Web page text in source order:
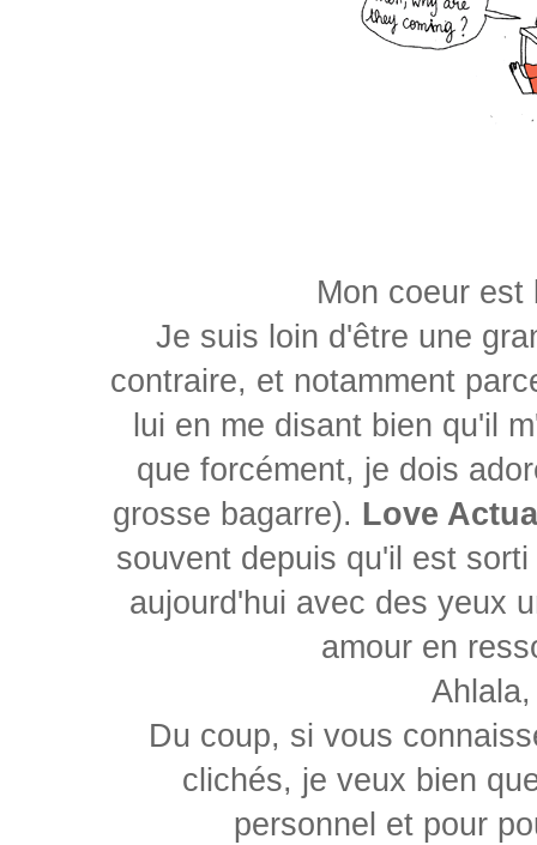
Mon coeur est
Je suis loin d'être une
contraire, et notamment
lui en me disant bien qu'il
que forcément, je dois
grosse bagarre). Love
souvent depuis qu'il est
aujourd'hui avec des yeux
amour en
Du coup, si vous
clichés, je veux bien
personnel et pour